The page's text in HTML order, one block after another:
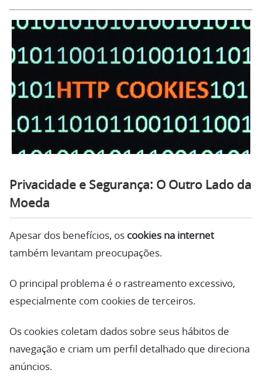
Privacidade e Segurança: O Outro Lado da
Moeda
Apesar dos benefícios, os cookies na internet
também levantam preocupações.
O principal problema é o rastreamento excessivo,
especialmente com cookies de terceiros.
Os cookies coletam dados sobre seus hábitos de
navegação e criam um perfil detalhado que direciona
anúncios.